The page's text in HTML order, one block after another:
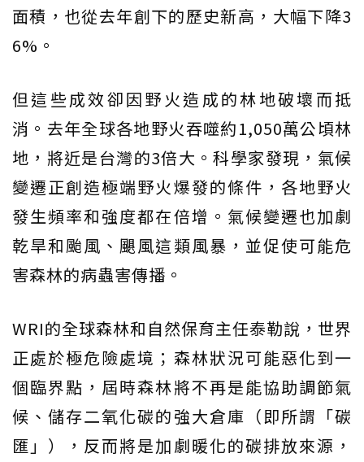
面積，也從去年創下的歷史新高，大幅下降3
6%。
但這些成效卻因野火造成的林地破壞而抵
消。去年全球各地野火吞噬約1,050萬公頃林
地，將近是台灣的3倍大。科學家發現，氣候
變遷正創造極端野火爆發的條件，各地野火
發生頻率和強度都在倍增。氣候變遷也加劇
乾旱和颱風、颶風這類風暴，並促使可能危
害森林的病蟲害傳播。
WRI的全球森林和自然保育主任泰勒說，世界
正處於極危險處境；森林狀況可能惡化到一
個臨界點，屆時森林將不再是能協助調節氣
候、儲存二氧化碳的強大倉庫（即所謂「碳
匯」），反而將是加劇暖化的碳排放來源，